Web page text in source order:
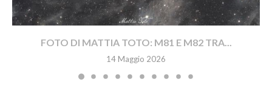
FOTO DI MATTIA TOTO: M81 E M82 TRA...
14 Maggio 2026